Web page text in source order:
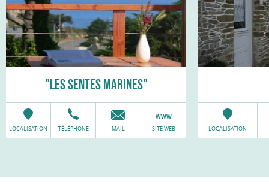
"LES SENTES MARINES"
LOCALISATION TÉLÉPHONE MAIL SITE WEB LOCALISATION